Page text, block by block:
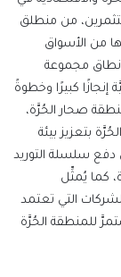
من منطلق
من الأسواق
نطاق مجموعة
إنجازًا كبيرًا وخطوةً
صحار الحُرَّة،
بتعزيز بيئة
دفع سلسلة التوريد
كما يُمثِّل
التي تعتمد
للمنطقة الحُرَّة